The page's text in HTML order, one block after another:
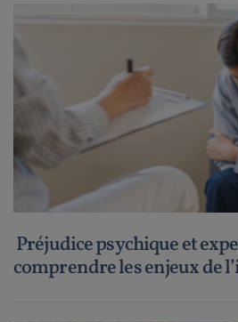
Préjudice psychique et
comprendre les enjeux de